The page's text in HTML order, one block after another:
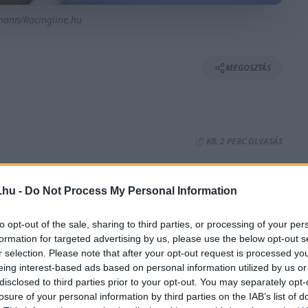
- Do Not Process My Personal Information
opt-out of the sale, sharing to third parties, or processing of your
for targeted advertising by us, please use the below opt-out
selection. Please note that after your opt-out request is processed
interest-based ads based on personal information utilized by us
to third parties prior to your opt-out. You may separately
of your personal information by third parties on the IAB’s list of
Racingline.hu
MEGOSZTÁS
⏱️ KB. 2 PERC OLVASÁS
az aktív versenyzéshez Oroszország két
háború miatt szerződést bontóNikita
idén.